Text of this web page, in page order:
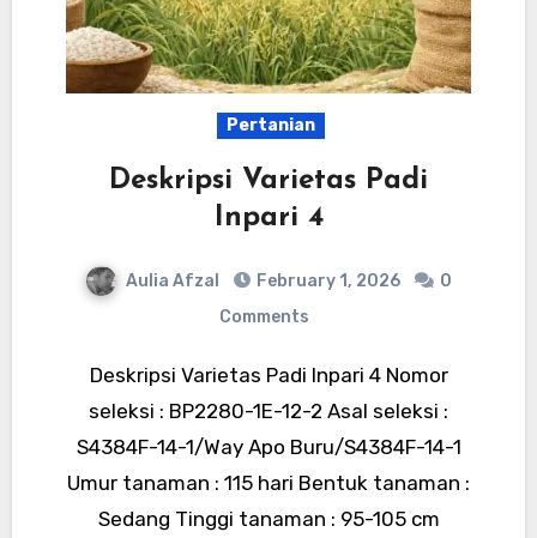
Pertanian
Deskripsi Varietas Padi
Inpari 4
Aulia Afzal February 1, 2026
0
Comments
Deskripsi Varietas Padi Inpari 4 Nomor
seleksi : BP2280-1E-12-2 Asal seleksi :
S4384F-14-1/Way Apo Buru/S4384F-14-1
Umur tanaman : 115 hari Bentuk tanaman :
Sedang Tinggi tanaman : 95-105 cm